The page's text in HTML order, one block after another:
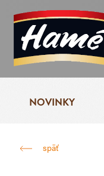
NOVINKY
späť